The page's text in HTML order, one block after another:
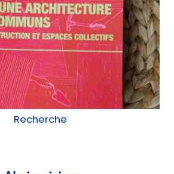
Recherche
Abri cuisine